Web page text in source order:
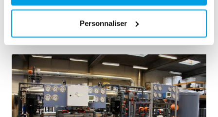
Personnaliser
Voir la référence